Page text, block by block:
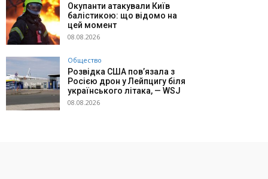
Окупанти атакували Київ
балістикою: що відомо на
цей момент
08.08.2026
Общество
Розвідка США пов’язала з
Росією дрон у Лейпцигу біля
українського літака, — WSJ
08.08.2026